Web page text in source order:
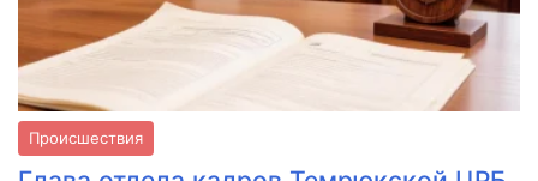
Происшествия